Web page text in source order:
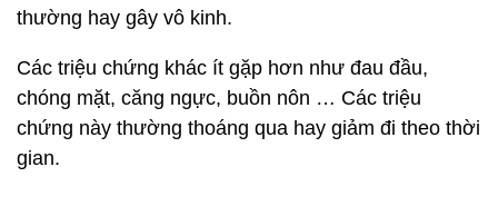
thường hay gây vô kinh.
Các triệu chứng khác ít gặp hơn như đau đầu,
chóng mặt, căng ngực, buồn nôn … Các triệu
chứng này thường thoáng qua hay giảm đi theo thời
gian.